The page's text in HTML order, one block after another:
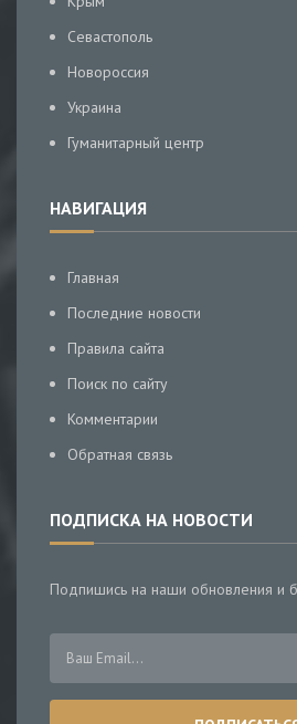
Севастополь
Новороссия
Украина
Гуманитарный центр
НАВИГАЦИЯ
Главная
Последние новости
Правила сайта
Поиск по сайту
Комментарии
Обратная связь
ПОДПИСКА НА НОВОСТИ
Подпишись на наши обновления и